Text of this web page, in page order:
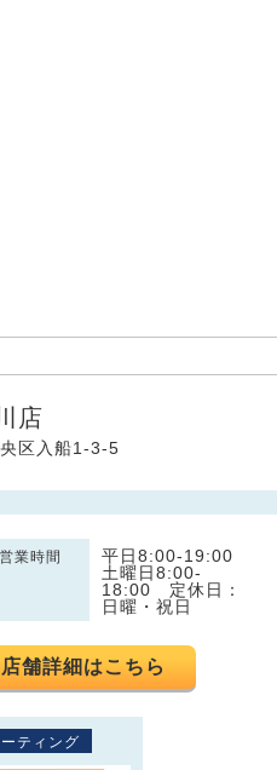
店
区入船1-3-5
営業時間
平日8:00-19:00
土曜日8:00-
18:00 定休日：
日曜・祝日
店舗詳細はこちら
ーティング